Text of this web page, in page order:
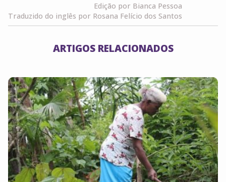
Edição por Bianca Pessoa
Traduzido do inglês por Rosana Felício dos Santos
ARTIGOS RELACIONADOS